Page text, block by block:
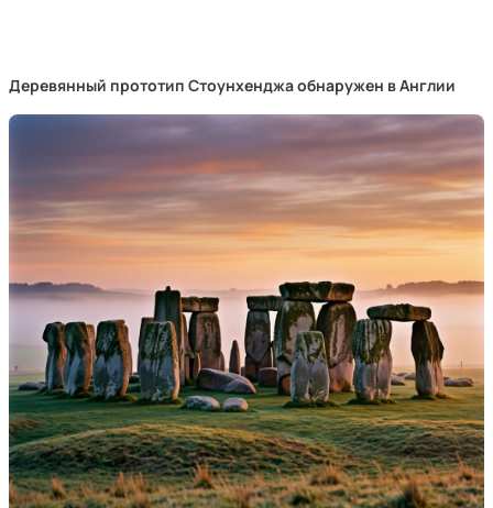
Деревянный прототип Стоунхенджа обнаружен в Англии